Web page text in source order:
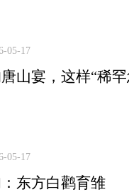
05-17
山宴，这样“稀
05-17
东方白鹳育雏